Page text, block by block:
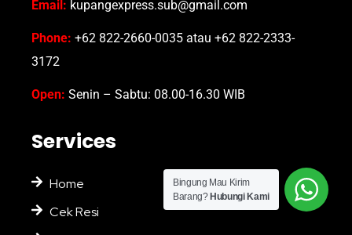
Email: kupangexpress.sub@gmail.com
Phone: +62 822-2660-0035 atau +62 822-2333-
3172
Open: Senin – Sabtu: 08.00-16.30 WIB
Services
Home
Cek Resi
Bingung Mau Kirim
Barang? Hubungi Kami